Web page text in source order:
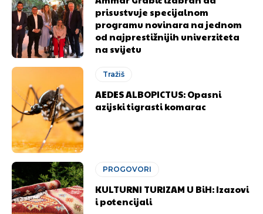
prisustvuje specijalnom
programu novinara na jednom
od najprestižnijih univerziteta
na svijetu
Tražiš
AEDES ALBOPICTUS: Opasni
azijski tigrasti komarac
PROGOVORI
KULTURNI TURIZAM U BiH: Izazovi
i potencijali